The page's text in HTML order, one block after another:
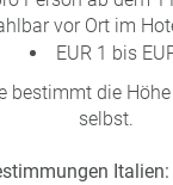
vor Ort im
EUR 1 bis
bestimmt die
selbst.
Italien: